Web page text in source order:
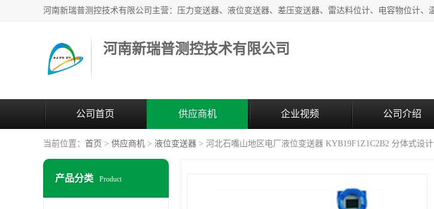
河南新瑞普测控技术有限公司
公司首页 供应商机 企业视频 公司介绍
当前位置： 首页 > 供应商机 > 液位变送器 > 河北石嘴山地区电厂液位变送器 KYB19F1Z1C2B2 分体式设计
产品分类 Product